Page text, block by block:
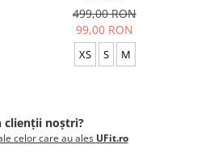
499,00 RON
99,00 RON
XS S M
clienții noștri?
celor care au ales UFit.ro